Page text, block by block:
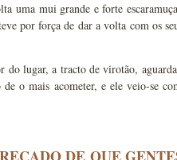
uma mui grande e forte
por força de dar a volta com os
do lugar, a tracto de virotão,
o mais acometer, e ele veio-se